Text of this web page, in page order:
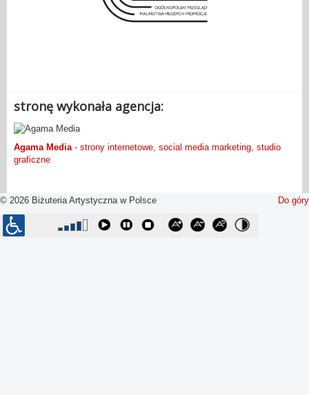
stronę wykonała agencja:
Agama Media - strony internetowe, social media marketing, studio
graficzne
Do góry
© 2026 Biżuteria Artystyczna w Polsce